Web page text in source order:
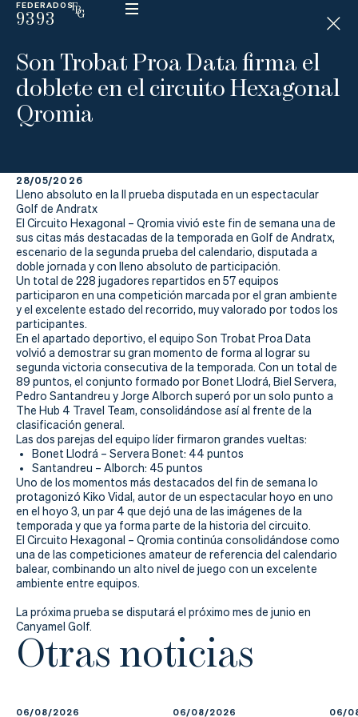
FEDERADOS
9393
ESP
N
D
C
A
P
La
Federación
Federarse
Jugar
Aprender
Actualidad
Tienda
Son Trobat Proa Data firma el
doblete en el circuito Hexagonal
Qromia
28/05/2026
Lleno absoluto en la II prueba disputada en un espectacular
Golf de Andratx
El Circuito Hexagonal – Qromia vivió este fin de semana una de
sus citas más destacadas de la temporada en Golf de Andratx,
escenario de la segunda prueba del calendario, disputada a
doble jornada y con lleno absoluto de participación.
Un total de 228 jugadores repartidos en 57 equipos
participaron en una competición marcada por el gran ambiente
y el excelente estado del recorrido, muy valorado por todos los
participantes.
En el apartado deportivo, el equipo Son Trobat Proa Data
volvió a demostrar su gran momento de forma al lograr su
segunda victoria consecutiva de la temporada. Con un total de
89 puntos, el conjunto formado por Bonet Llodrá, Biel Servera,
Pedro Santandreu y Jorge Alborch superó por un solo punto a
The Hub 4 Travel Team, consolidándose así al frente de la
clasificación general.
Las dos parejas del equipo líder firmaron grandes vueltas:
Bonet Llodrá – Servera Bonet: 44 puntos
Santandreu – Alborch: 45 puntos
Uno de los momentos más destacados del fin de semana lo
protagonizó Kiko Vidal, autor de un espectacular hoyo en uno
en el hoyo 3, un par 4 que dejó una de las imágenes de la
temporada y que ya forma parte de la historia del circuito.
El Circuito Hexagonal – Qromia continúa consolidándose como
una de las competiciones amateur de referencia del calendario
balear, combinando un alto nivel de juego con un excelente
ambiente entre equipos.
La próxima prueba se disputará el próximo mes de junio en
Canyamel Golf.
Otras noticias
06/08/2026 06/08/2026 06/